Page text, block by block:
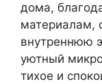
дома,
материалам,
внутреннюю
уютный
тихое и